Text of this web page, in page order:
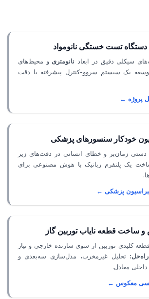
تست خستگی نانومواد
سیکلی دقیق در ابعاد نانومتری و محیط‌های
یک سیستم سروو-کنترل پیشرفته با دقت
پروژه ←
خودکار سنسورهای پزشکی
دستی زمان‌بر و خطای انسانی در دقت‌های زیر
یک پلتفرم رباتیک با هوش مصنوعی برای
پزشکی ←
ساخت قطعه نایاب توربین گاز
کلیدی توربین از سوی سازنده خارجی و نیاز
راه‌حل: تحلیل غیرمخرب، مدل‌سازی سه‌بعدی و
معادل.
معکوس ←